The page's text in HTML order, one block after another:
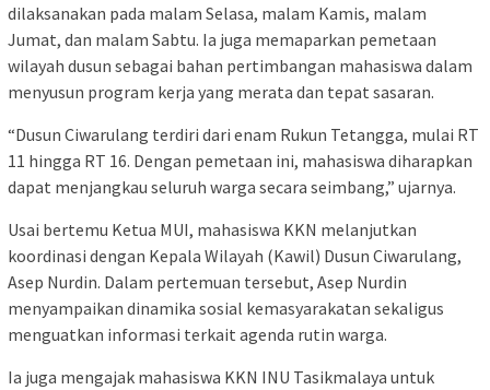
dilaksanakan pada malam Selasa, malam Kamis, malam
Jumat, dan malam Sabtu. Ia juga memaparkan pemetaan
wilayah dusun sebagai bahan pertimbangan mahasiswa dalam
menyusun program kerja yang merata dan tepat sasaran.
“Dusun Ciwarulang terdiri dari enam Rukun Tetangga, mulai RT
11 hingga RT 16. Dengan pemetaan ini, mahasiswa diharapkan
dapat menjangkau seluruh warga secara seimbang,” ujarnya.
Usai bertemu Ketua MUI, mahasiswa KKN melanjutkan
koordinasi dengan Kepala Wilayah (Kawil) Dusun Ciwarulang,
Asep Nurdin. Dalam pertemuan tersebut, Asep Nurdin
menyampaikan dinamika sosial kemasyarakatan sekaligus
menguatkan informasi terkait agenda rutin warga.
Ia juga mengajak mahasiswa KKN INU Tasikmalaya untuk